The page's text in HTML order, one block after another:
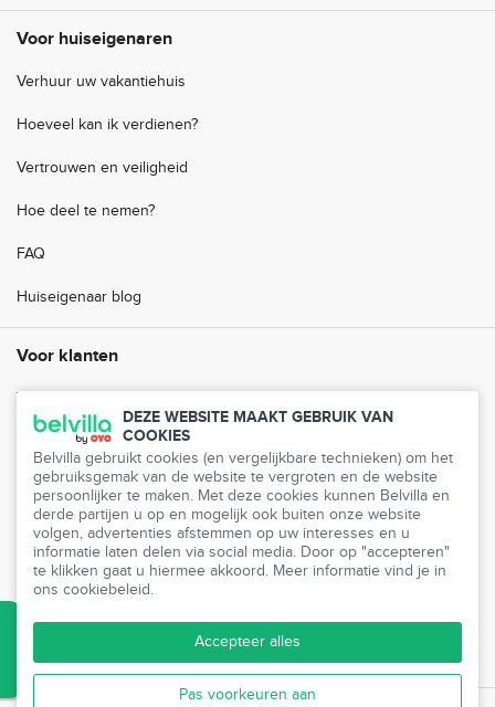
DEZE WEBSITE MAAKT GEBRUIK VAN
COOKIES
Belvilla gebruikt cookies (en vergelijkbare technieken) om het
gebruiksgemak van de website te vergroten en de website
persoonlijker te maken. Met deze cookies kunnen Belvilla en
derde partijen u op en mogelijk ook buiten onze website
volgen, advertenties afstemmen op uw interesses en u
informatie laten delen via social media. Door op "accepteren"
te klikken gaat u hiermee akkoord. Meer informatie vind je in
ons cookiebeleid.
Accepteer alles
Pas voorkeuren aan
Voor huiseigenaren
Verhuur uw vakantiehuis
Hoeveel kan ik verdienen?
Vertrouwen en veiligheid
Hoe deel te nemen?
FAQ
Huiseigenaar blog
Voor klanten
Veelgestelde vragen
Klantenservice
Mijn Belvilla
Pers
Partnerprogramma
Reisbureaus